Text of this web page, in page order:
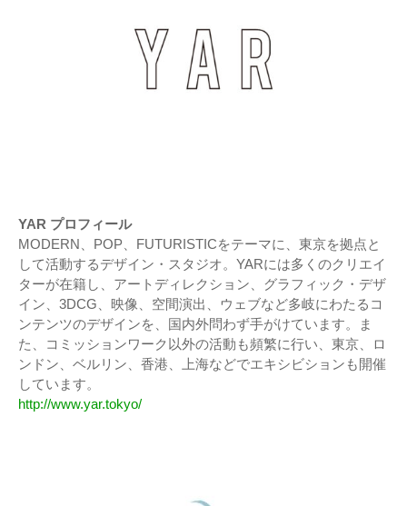
YAR プロフィール
MODERN、POP、FUTURISTICをテーマに、東京を拠点と
して活動するデザイン・スタジオ。YARには多くのクリエイ
ターが在籍し、アートディレクション、グラフィック・デザ
イン、3DCG、映像、空間演出、ウェブなど多岐にわたるコ
ンテンツのデザインを、国内外問わず手がけています。ま
た、コミッションワーク以外の活動も頻繁に行い、東京、ロ
ンドン、ベルリン、香港、上海などでエキシビションも開催
しています。
http://www.yar.tokyo/